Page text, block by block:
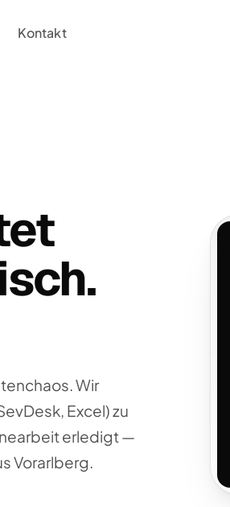
Kontakt
Wir
Excel) zu
erledigt —
Vorarlberg.